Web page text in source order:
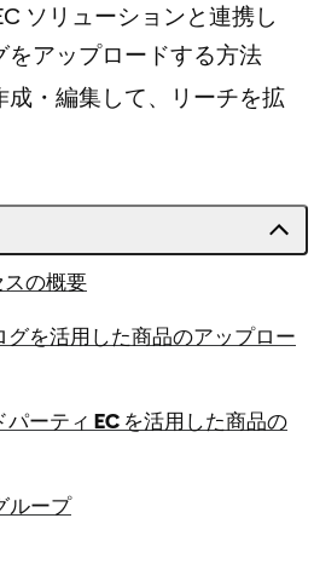
ソリューションと連携し
をアップロードする方法
成・編集して、リーチを拡
スの概要
グを活用した商品のアップロー
ーティ EC を活用した商品の
ループ